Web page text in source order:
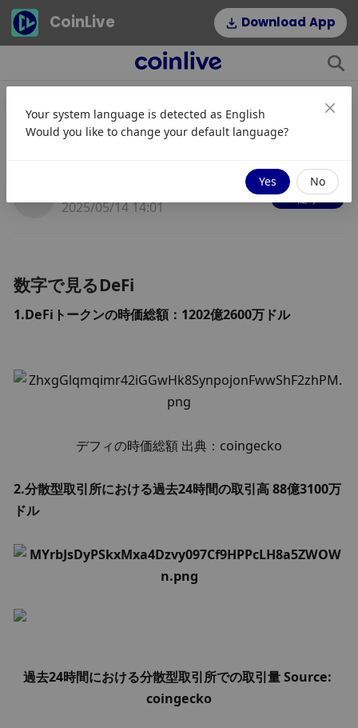
CoinLive Download App
金ウェブ3.0日｜トランプ、パウエ
2025/05/14 14:01
従う
数字で見るDeFi
1.DeFiトークンの時価総額：1202億2600万ドル
デフィの時価総額 出典：coingecko
2.分散型取引所における過去24時間の取引高 88億3100万
ドル
過去24時間における分散型取引所での取引量 Source:
coingecko
Your system language is detected as English
Would you like to change your default language?
Yes No